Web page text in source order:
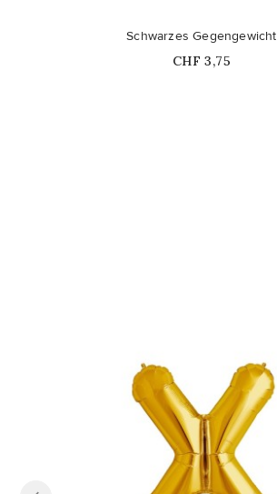
Schwarzes Gegengewicht
Price
CHF 3,75